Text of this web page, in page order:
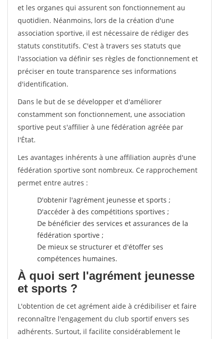
et les organes qui assurent son fonctionnement au
quotidien. Néanmoins, lors de la création d'une
association sportive, il est nécessaire de rédiger des
statuts constitutifs. C'est à travers ses statuts que
l'association va définir ses règles de fonctionnement et
préciser en toute transparence ses informations
d'identification.
Dans le but de se développer et d'améliorer
constamment son fonctionnement, une association
sportive peut s'affilier à une fédération agréée par
l'État.
Les avantages inhérents à une affiliation auprès d'une
fédération sportive sont nombreux. Ce rapprochement
permet entre autres :
D'obtenir l'agrément jeunesse et sports ;
D'accéder à des compétitions sportives ;
De bénéficier des services et assurances de la
fédération sportive ;
De mieux se structurer et d'étoffer ses
compétences humaines.
À quoi sert l'agrément jeunesse
et sports ?
L'obtention de cet agrément aide à crédibiliser et faire
reconnaître l'engagement du club sportif envers ses
adhérents. Surtout, il facilite considérablement le